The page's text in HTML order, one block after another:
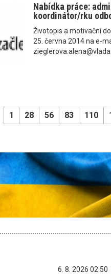
Nabídka práce:
koordinátor/rku
Životopis a motivační
25. června 2014 na e-
1 28 56 83 110
6. 8. 2026 02:50